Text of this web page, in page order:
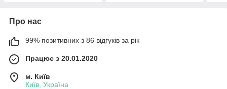
Про нас
99% позитивних з 86 відгуків за рік
Працює з 20.01.2020
м. Київ
Київ, Україна